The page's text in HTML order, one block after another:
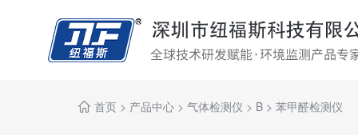
首页 > 产品中心 > 气体检测仪 > B > 苯甲醛检测仪